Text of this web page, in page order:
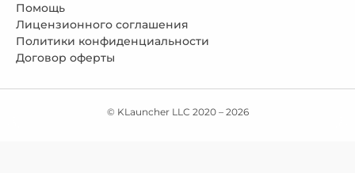
Помощь
Лицензионного соглашения
Политики конфиденциальности
Договор оферты
© KLauncher LLC 2020 – 2026